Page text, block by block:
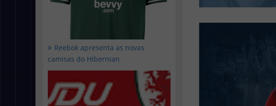
Reebok apresenta as novas
camisas do Hibernian